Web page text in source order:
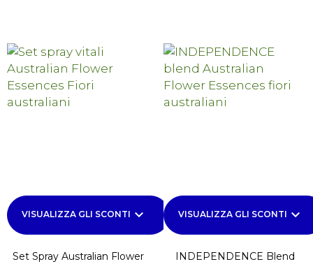
VISUALIZZA GLI SCONTI keyboard_arrow_down
Set Spray Australian Flower
VISUALIZZA GLI SCONTI keyboard_arrow_down
INDEPENDENCE Blend